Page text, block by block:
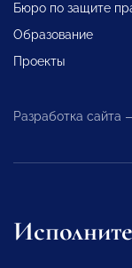
Бюро по защите
Образование
Проекты
Разработка сайта